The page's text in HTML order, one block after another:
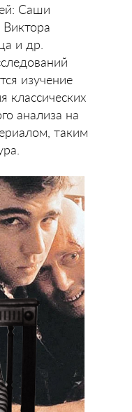
Саши
и др.
изучение
классических
анализа на
таким